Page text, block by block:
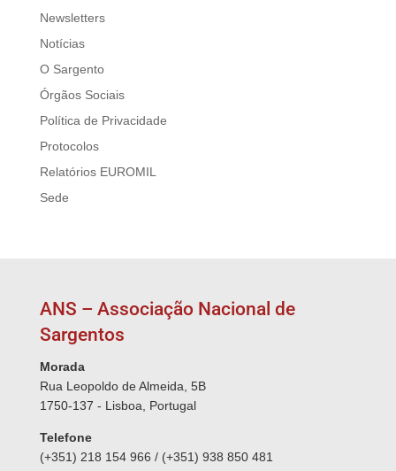
Newsletters
Notícias
O Sargento
Órgãos Sociais
Política de Privacidade
Protocolos
Relatórios EUROMIL
Sede
ANS – Associação Nacional de
Sargentos
Morada
Rua Leopoldo de Almeida, 5B
1750-137 - Lisboa, Portugal
Telefone
(+351) 218 154 966 / (+351) 938 850 481